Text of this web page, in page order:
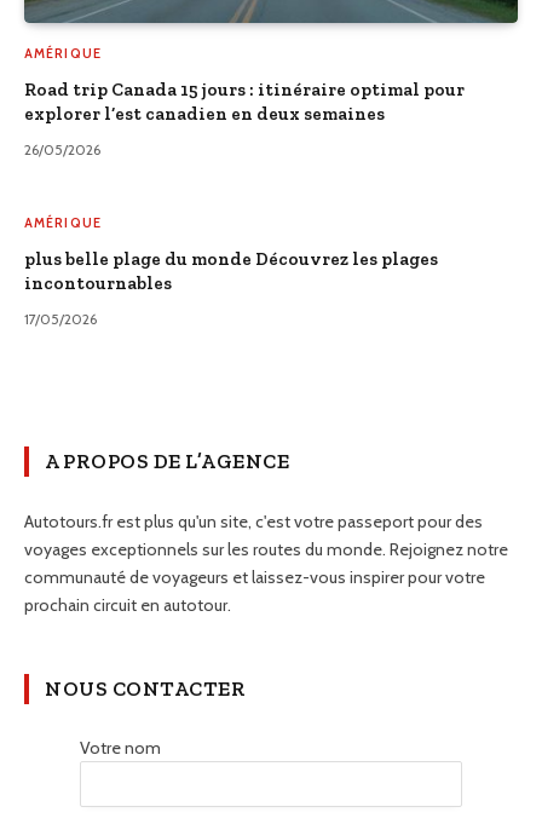
AMÉRIQUE
Road trip Canada 15 jours : itinéraire optimal pour
explorer l’est canadien en deux semaines
26/05/2026
AMÉRIQUE
plus belle plage du monde Découvrez les plages
incontournables
17/05/2026
A PROPOS DE L’AGENCE
Autotours.fr est plus qu'un site, c'est votre passeport pour des
voyages exceptionnels sur les routes du monde. Rejoignez notre
communauté de voyageurs et laissez-vous inspirer pour votre
prochain circuit en autotour.
NOUS CONTACTER
Votre nom